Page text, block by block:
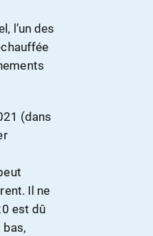
l’un des
(dans
Il ne
est dû
bas,